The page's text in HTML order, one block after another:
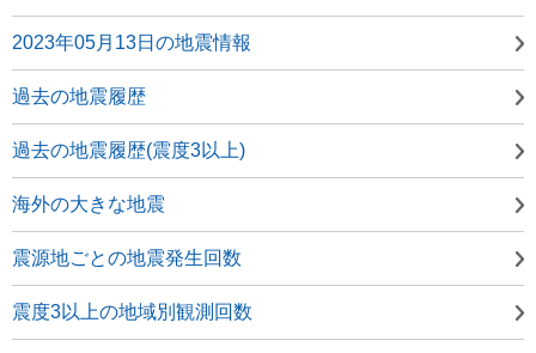
2023年05月13日の地震情報
過去の地震履歴
過去の地震履歴(震度3以上)
海外の大きな地震
震源地ごとの地震発生回数
震度3以上の地域別観測回数